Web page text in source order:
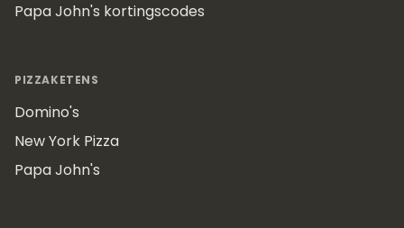
Papa John's kortingscodes
PIZZAKETENS
Domino's
New York Pizza
Papa John's